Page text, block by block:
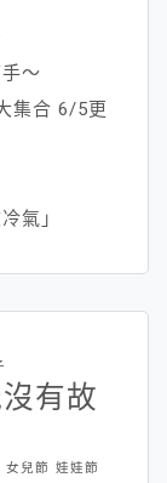
～
集合 6/5更
氣」
有故
女兒節 娃娃節